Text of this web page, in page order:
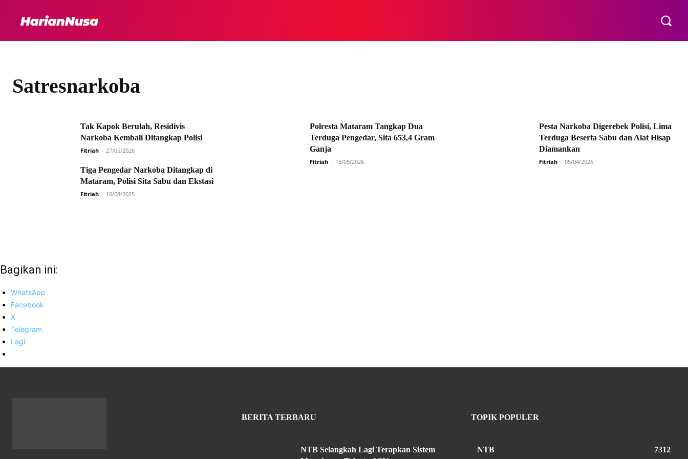
Satresnarkoba
Tak Kapok Berulah, Residivis
Narkoba Kembali Ditangkap Polisi
Fitriah - 27/05/2026
Polresta Mataram Tangkap Dua
Terduga Pengedar, Sita 653,4 Gram
Ganja
Fitriah - 15/05/2026
Pesta Narkoba Digerebek Polisi, Lima
Terduga Beserta Sabu dan Alat Hisap
Diamankan
Fitriah - 05/04/2026
Tiga Pengedar Narkoba Ditangkap di
Mataram, Polisi Sita Sabu dan Ekstasi
Fitriah - 10/08/2025
Bagikan ini:
WhatsApp
Facebook
X
Telegram
Lagi
BERITA TERBARU
NTB Selangkah Lagi Terapkan Sistem
TOPIK POPULER
NTB 7312